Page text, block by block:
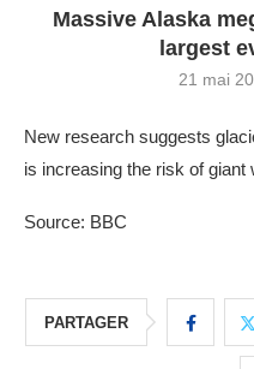
Massive Alaska
largest
21 mai
New research suggests
is increasing the risk of giant
Source: BBC
PARTAGER